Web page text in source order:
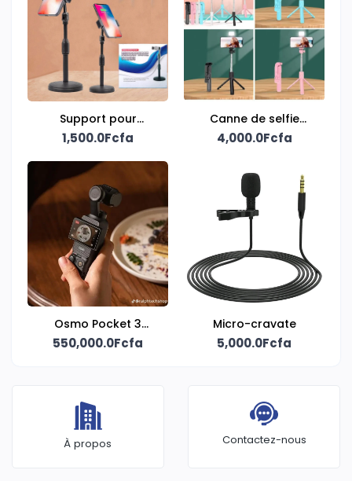
Support pour
téléphone
1,500.0Fcfa
Canne de selfie
extensible
4,000.0Fcfa
Osmo Pocket 3
Creator Combo
550,000.0Fcfa
Micro-cravate
5,000.0Fcfa
À propos Contactez-nous